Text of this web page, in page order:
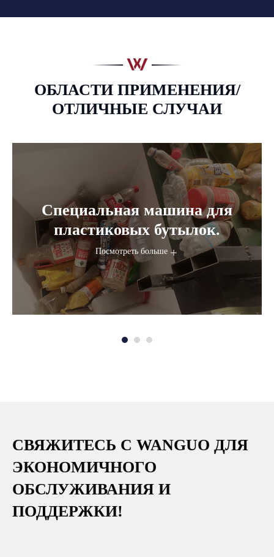
ОБЛАСТИ ПРИМЕНЕНИЯ/
ОТЛИЧНЫЕ СЛУЧАИ
Специальная машина для
пластиковых бутылок.
Посмотреть больше
СВЯЖИТЕСЬ С WANGUO ДЛЯ
ЭКОНОМИЧНОГО
ОБСЛУЖИВАНИЯ И
ПОДДЕРЖКИ!